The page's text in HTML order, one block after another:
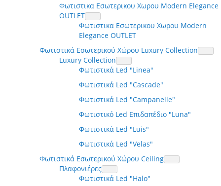
Φωτιστικα Εσωτερικου Χωρου Modern Elegance
OUTLET
Φωτιστικα Εσωτερικου Χωρου Modern
Elegance OUTLET
Φωτιστικά Εσωτερικού Χώρου Luxury Collection
Luxury Collection
Φωτιστικά Led "Linea"
Φωτιστικά Led "Cascade"
Φωτιστικά Led "Campanelle"
Φωτιστικό Led Επιδαπέδιο "Luna"
Φωτιστικά Led "Luis"
Φωτιστικά Led "Velas"
Φωτιστικά Εσωτερικού Χώρου Ceiling
Πλαφονιέρες
Φωτιστικά Led "Halo"